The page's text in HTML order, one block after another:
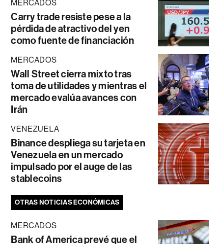
MERCADOS
Carry trade resiste pese a la
pérdida de atractivo del yen
como fuente de financiación
MERCADOS
Wall Street cierra mixto tras
toma de utilidades y mientras el
mercado evalúa avances con
Irán
VENEZUELA
Binance despliega su tarjeta en
Venezuela en un mercado
impulsado por el auge de las
stablecoins
OTRAS NOTICIAS ECONÓMICAS
MERCADOS
Bank of America prevé que el